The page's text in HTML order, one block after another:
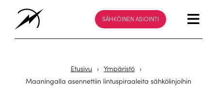
SÄHKÖINEN ASIOINTI
Etusivu › Ympäristö ›
Maaningalla asennettiin lintuspiraaleita sähkölinjoihin